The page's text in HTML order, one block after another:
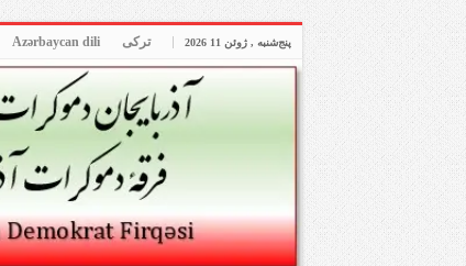
پنج‌شنبه , ژوئن 11 2026 ترکی Azərbaycan dili